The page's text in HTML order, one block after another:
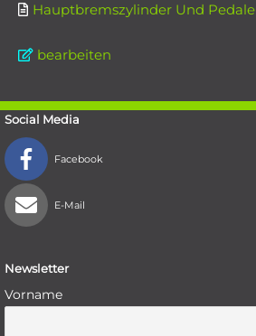
Hauptbremszylinder Und Pedale
bearbeiten
Social Media
Facebook
E-Mail
Newsletter
Vorname